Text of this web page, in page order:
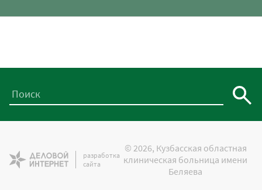
разработка
сайта
© 2026, Кузбасская областная
клиническая больница имени
Беляева